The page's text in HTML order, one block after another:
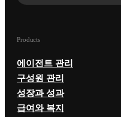
Products
에이전트 관리
구성원 관리
성장과 성과
급여와 복지